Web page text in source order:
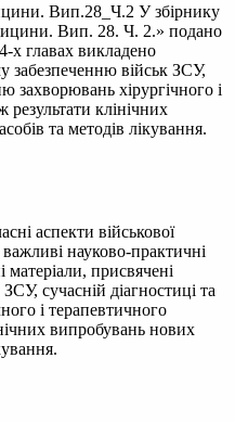
Вип.28_Ч.2 У збірнику
Вип. 28. Ч. 2.» подано
х главах викладено
забезпеченню військ ЗСУ,
захворювань хірургічного і
результати клінічних
та методів лікування.
аспекти військової
науково-практичні
матеріали, присвячені
сучасній діагностиці та
і терапевтичного
випробувань нових